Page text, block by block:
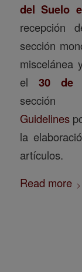
del Suelo
recepción
sección
miscelánea
el 30 de
sección
Guidelines
la
artículos.
Read more